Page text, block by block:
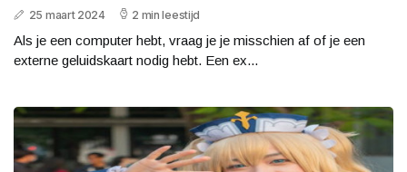
25 maart 2024 2 min leestijd
Als je een computer hebt, vraag je je misschien af of je een
externe geluidskaart nodig hebt. Een ex...